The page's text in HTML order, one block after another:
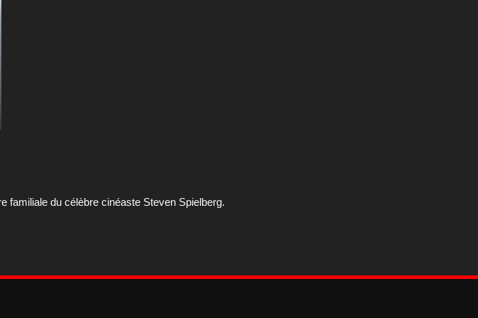
familiale du célèbre cinéaste Steven Spielberg.